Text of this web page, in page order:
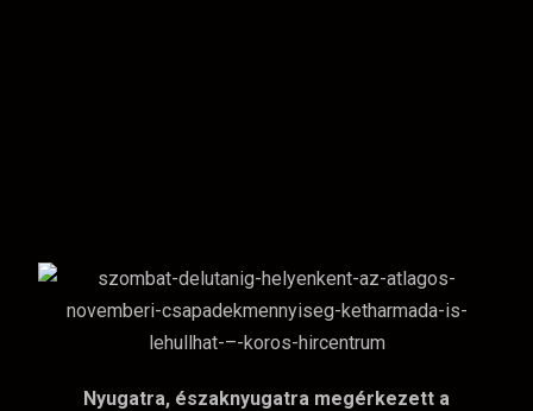
Nyugatra, északnyugatra megérkezett a